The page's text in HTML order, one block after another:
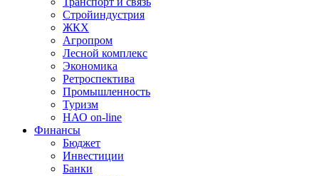
Стройиндустрия
ЖКХ
Агропром
Лесной комплекс
Экономика
Ретроспектива
Промышленность
Туризм
НАО on-line
Финансы
Бюджет
Инвестиции
Банки